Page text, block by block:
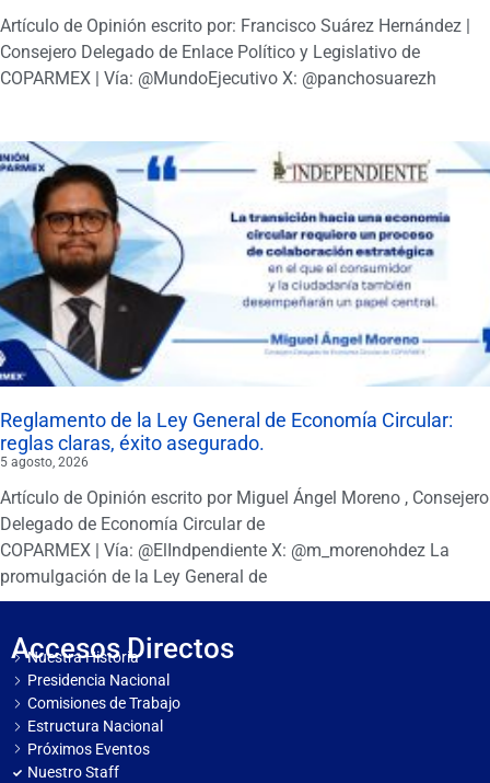
Artículo de Opinión escrito por: Francisco Suárez Hernández |
Consejero Delegado de Enlace Político y Legislativo de
COPARMEX | Vía: @MundoEjecutivo X: @panchosuarezh
Reglamento de la Ley General de Economía Circular:
reglas claras, éxito asegurado.
5 agosto, 2026
Artículo de Opinión escrito por Miguel Ángel Moreno , Consejero
Delegado de Economía Circular de
COPARMEX | Vía: @ElIndpendiente X: @m_morenohdez La
promulgación de la Ley General de
Accesos Directos
Nuestra Historia
Presidencia Nacional
Comisiones de Trabajo
Estructura Nacional
Próximos Eventos
Nuestro Staff